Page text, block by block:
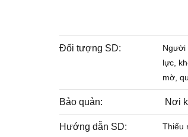
Đối tượng SD:
Người
lực,
mờ,
Bảo quản: Nơi
Hướng dẫn SD:
Thiếu